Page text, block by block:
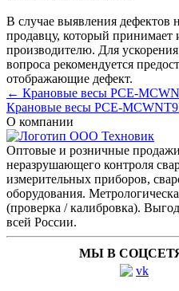
В случае выявления дефектов
продавцу, который принимает
производителю. Для
вопроса рекомендуется
отображающие дефект.
← Крановые весы PCE-
Крановые весы PCE-
О компании
Оптовые и розничные
неразрушающего контроля
измерительных приборов,
оборудования.
(проверка / калибровка).
всей России.
МЫ В